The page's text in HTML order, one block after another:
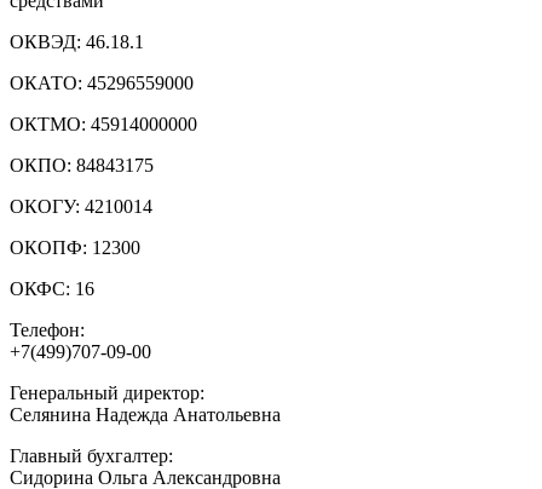
ОКВЭД: 46.18.1
ОКАТО: 45296559000
ОКТМО: 45914000000
ОКПО: 84843175
ОКОГУ: 4210014
ОКОПФ: 12300
ОКФС: 16
Телефон:
+7(499)707-09-00
Генеральный директор:
Селянина Надежда Анатольевна
Главный бухгалтер:
Сидорина Ольга Александровна